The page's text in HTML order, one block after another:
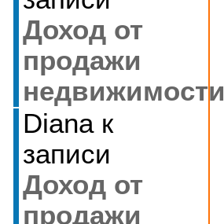
Доход от
продажи
недвижимости
Dianaк
записи
Доход от
продажи